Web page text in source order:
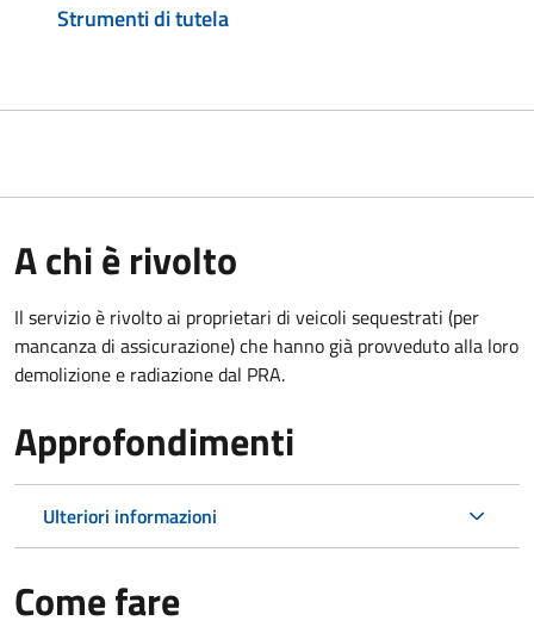
Strumenti di tutela
A chi è rivolto
Il servizio è rivolto ai proprietari di veicoli sequestrati (per
mancanza di assicurazione) che hanno già provveduto alla loro
demolizione e radiazione dal PRA.
Approfondimenti
Ulteriori informazioni
Come fare